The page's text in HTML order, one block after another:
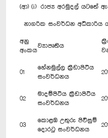
(ආ) (i) රාජ්‍ය අරමුදල් යටතේ
නාගරික සංවර්ධන අධිකාරිය
අනු
අංකය
ව්‍යාපෘතිය
01
හේනමුල්ල ක්‍රීඩාපිටිය
සංවර්ධනය
02
මාදම්පිටිය ක්‍රීඩාපිටිය
සංවර්ධනය
03
කොළඹ උතුරු පිවිසුම්
දොරටු සංවර්ධනය